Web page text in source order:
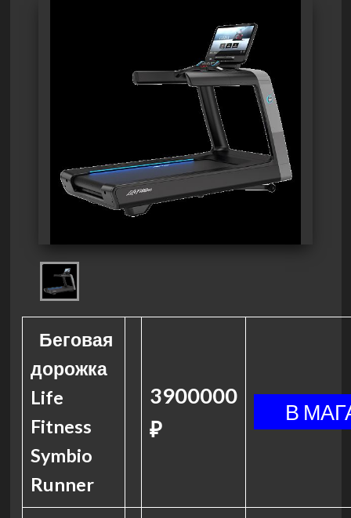
Беговая
дорожка
Life
Fitness
Symbio
Runner
3900000
₽